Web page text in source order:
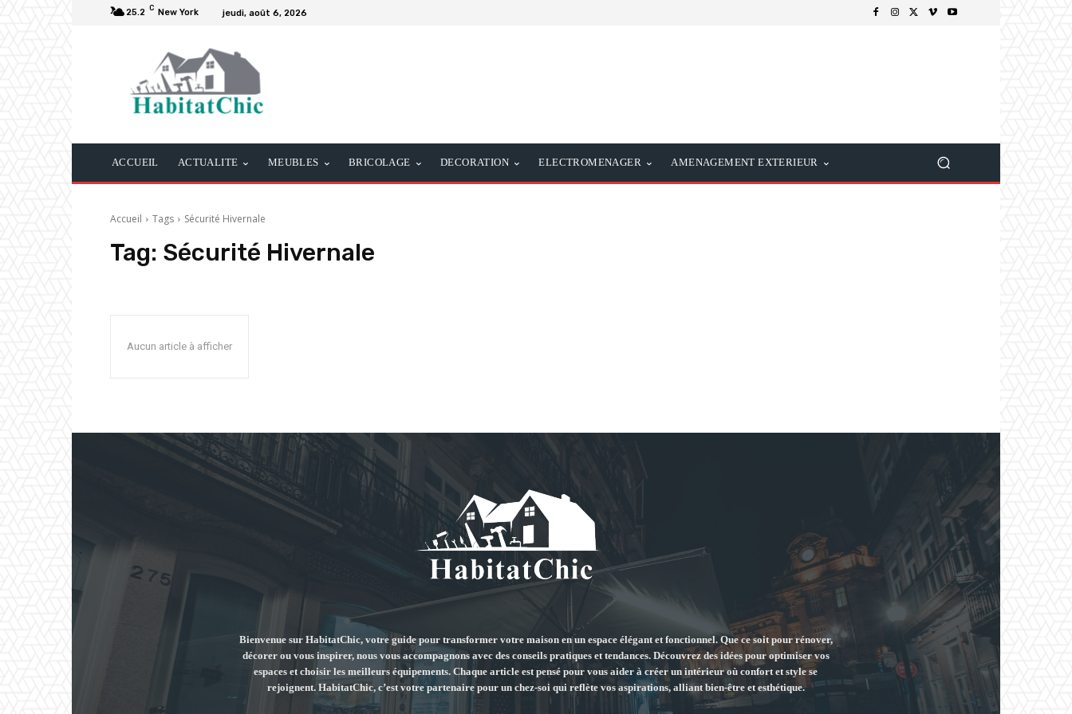
25.2 C New York jeudi, août 6, 2026
ACCUEIL ACTUALITE MEUBLES BRICOLAGE DECORATION ELECTROMENAGER AMENAGEMENT EXTERIEUR
Accueil Tags Sécurité Hivernale
Tag: Sécurité Hivernale
Aucun article à afficher
Bienvenue sur HabitatChic, votre guide pour transformer votre maison en un espace élégant et fonctionnel. Que ce soit pour rénover,
décorer ou vous inspirer, nous vous accompagnons avec des conseils pratiques et tendances. Découvrez des idées pour optimiser vos
espaces et choisir les meilleurs équipements. Chaque article est pensé pour vous aider à créer un intérieur où confort et style se
rejoignent. HabitatChic, c’est votre partenaire pour un chez-soi qui reflète vos aspirations, alliant bien-être et esthétique.